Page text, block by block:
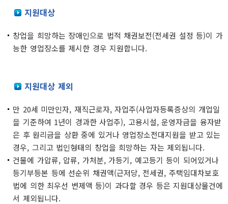
지원대상
창업을 희망하는 장애인으로 법적 채권보전(전세권 설정 등)이 가
능한 영업장소를 제시한 경우 지원합니다.
지원대상 제외
만 20세 미만인자, 재직근로자, 자업주(사업자등록증상의 개업일
을 기준하여 1년이 경과한 사업주), 고용시설, 운영자금을 융자받
은 후 원리금을 상환 중에 있거나 영업장소전대지원을 받고 있는
경우, 그리고 법인형태의 창업을 희망하는 자는 제외됩니다.
건물에 가압류, 압류, 가처분, 가등기, 예고등기 등이 되어있거나
등기부등본 등에 선순위 채권액(근저당, 전세권, 주택임대차보호
법에 의한 최우선 변제액 등)이 과다할 경우 등은 지원대상물건에
서 제외됩니다.